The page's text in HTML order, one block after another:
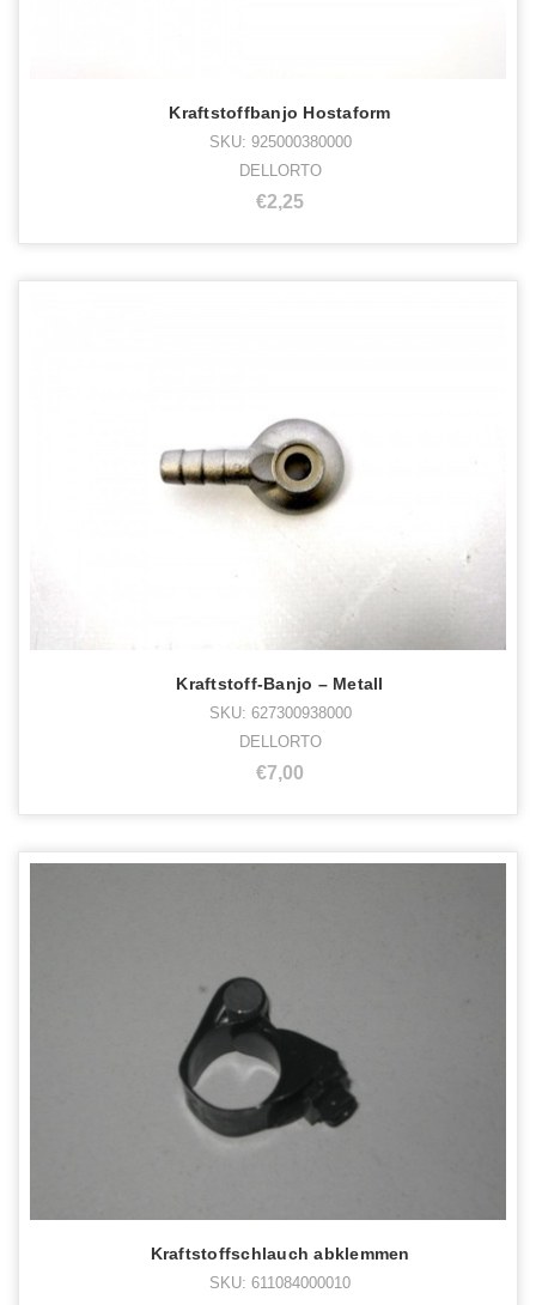
Kraftstoffbanjo Hostaform
SKU: 925000380000
DELLORTO
€2,25
Kraftstoff-Banjo – Metall
SKU: 627300938000
DELLORTO
€7,00
Kraftstoffschlauch abklemmen
SKU: 611084000010